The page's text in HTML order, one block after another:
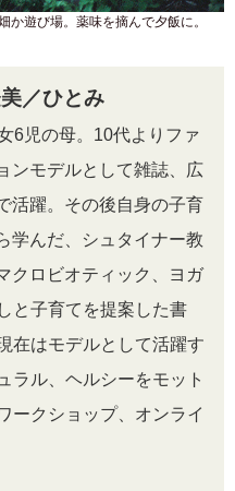
か遊び場。薬味を摘んで夕飯に。
美／ひとみ
6児の母。10代よりファ
ンモデルとして雑誌、広
活躍。その後自身の子育
学んだ、シュタイナー教
クロビオティック、ヨガ
と子育てを提案した書
在はモデルとして活躍す
ラル、ヘルシーをモット
ークショップ、オンライ